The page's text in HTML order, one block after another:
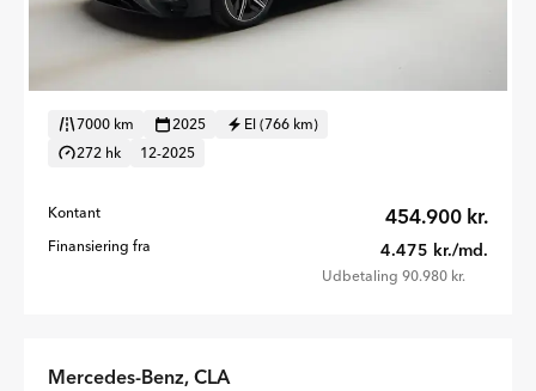
7000 km 2025
El (766 km)
272 hk
12-2025
Kontant 454.900 kr.
Finansiering fra 4.475 kr./md.
Udbetaling 90.980 kr.
Mercedes-Benz, CLA